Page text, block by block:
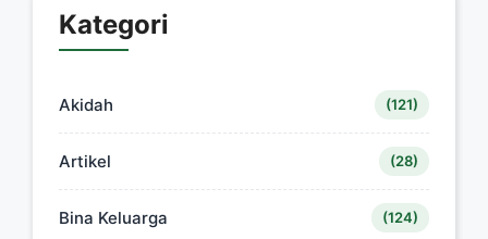
Kategori
Akidah (121)
Artikel (28)
Bina Keluarga (124)